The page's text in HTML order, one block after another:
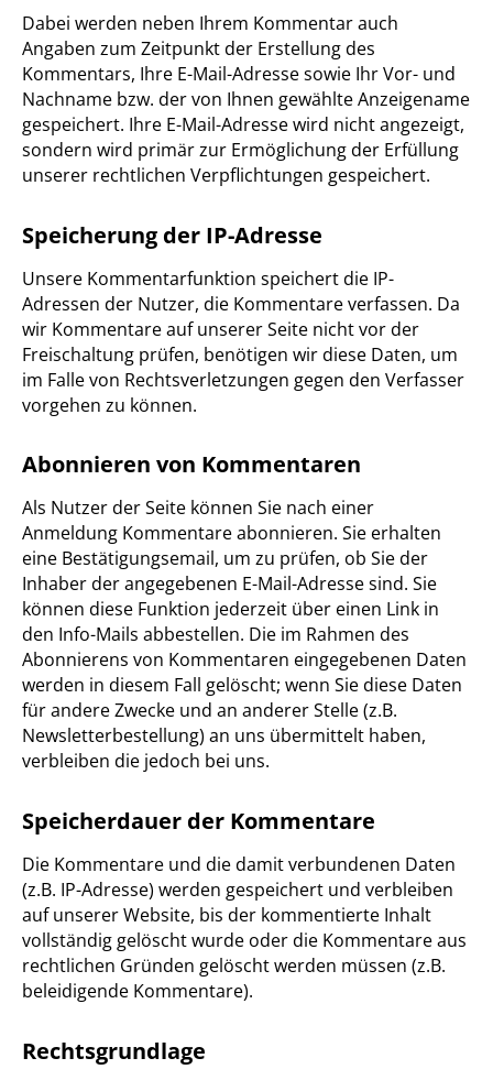
Dabei werden neben Ihrem Kommentar auch
Angaben zum Zeitpunkt der Erstellung des
Kommentars, Ihre E-Mail-Adresse sowie Ihr Vor- und
Nachname bzw. der von Ihnen gewählte Anzeigename
gespeichert. Ihre E-Mail-Adresse wird nicht angezeigt,
sondern wird primär zur Ermöglichung der Erfüllung
unserer rechtlichen Verpflichtungen gespeichert.
Speicherung der IP-Adresse
Unsere Kommentarfunktion speichert die IP-
Adressen der Nutzer, die Kommentare verfassen. Da
wir Kommentare auf unserer Seite nicht vor der
Freischaltung prüfen, benötigen wir diese Daten, um
im Falle von Rechtsverletzungen gegen den Verfasser
vorgehen zu können.
Abonnieren von Kommentaren
Als Nutzer der Seite können Sie nach einer
Anmeldung Kommentare abonnieren. Sie erhalten
eine Bestätigungsemail, um zu prüfen, ob Sie der
Inhaber der angegebenen E-Mail-Adresse sind. Sie
können diese Funktion jederzeit über einen Link in
den Info-Mails abbestellen. Die im Rahmen des
Abonnierens von Kommentaren eingegebenen Daten
werden in diesem Fall gelöscht; wenn Sie diese Daten
für andere Zwecke und an anderer Stelle (z.B.
Newsletterbestellung) an uns übermittelt haben,
verbleiben die jedoch bei uns.
Speicherdauer der Kommentare
Die Kommentare und die damit verbundenen Daten
(z.B. IP-Adresse) werden gespeichert und verbleiben
auf unserer Website, bis der kommentierte Inhalt
vollständig gelöscht wurde oder die Kommentare aus
rechtlichen Gründen gelöscht werden müssen (z.B.
beleidigende Kommentare).
Rechtsgrundlage